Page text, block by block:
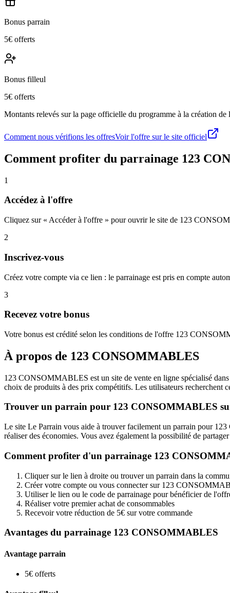
Bonus parrain
5€ offerts
Bonus filleul
5€ offerts
Montants relevés sur la page officielle du programme à la création
Comment nous vérifions les offresVoir l'offre sur le site officiel
Comment profiter du parrainage 123
1
Accédez à l'offre
Cliquez sur « Accéder à l'offre » pour ouvrir le site de 123
2
Inscrivez-vous
Créez votre compte via ce lien : le parrainage est pris en compte
3
Recevez votre bonus
Votre bonus est crédité selon les conditions de l'offre 123
À propos de 123 CONSOMMABLES
123 CONSOMMABLES est un site de vente en ligne spécialisé
choix de produits à des prix compétitifs. Les utilisateurs recherchent
Trouver un parrain pour 123 CONSOMMABLES
Le site Le Parrain vous aide à trouver facilement un parrain pour
réaliser des économies. Vous avez également la possibilité de
Comment profiter d'un parrainage 123
Cliquer sur le lien à droite ou trouver un parrain dans la
Créer votre compte ou vous connecter sur 123
Utiliser le lien ou le code de parrainage pour bénéficier de
Réaliser votre premier achat de consommables
Recevoir votre réduction de 5€ sur votre commande
Avantages du parrainage 123 CONSOMMABLES
Avantage parrain
5€ offerts